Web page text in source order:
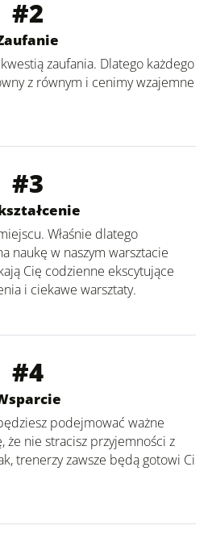
#2
zaufania. Dlatego każdego
z równym i cenimy wzajemne
#3
Właśnie dlatego
naukę w naszym warsztacie
Cię codzienne ekscytujące
i ciekawe warsztaty.
#4
podejmować ważne
że nie stracisz przyjemności z
trenerzy zawsze będą gotowi Ci